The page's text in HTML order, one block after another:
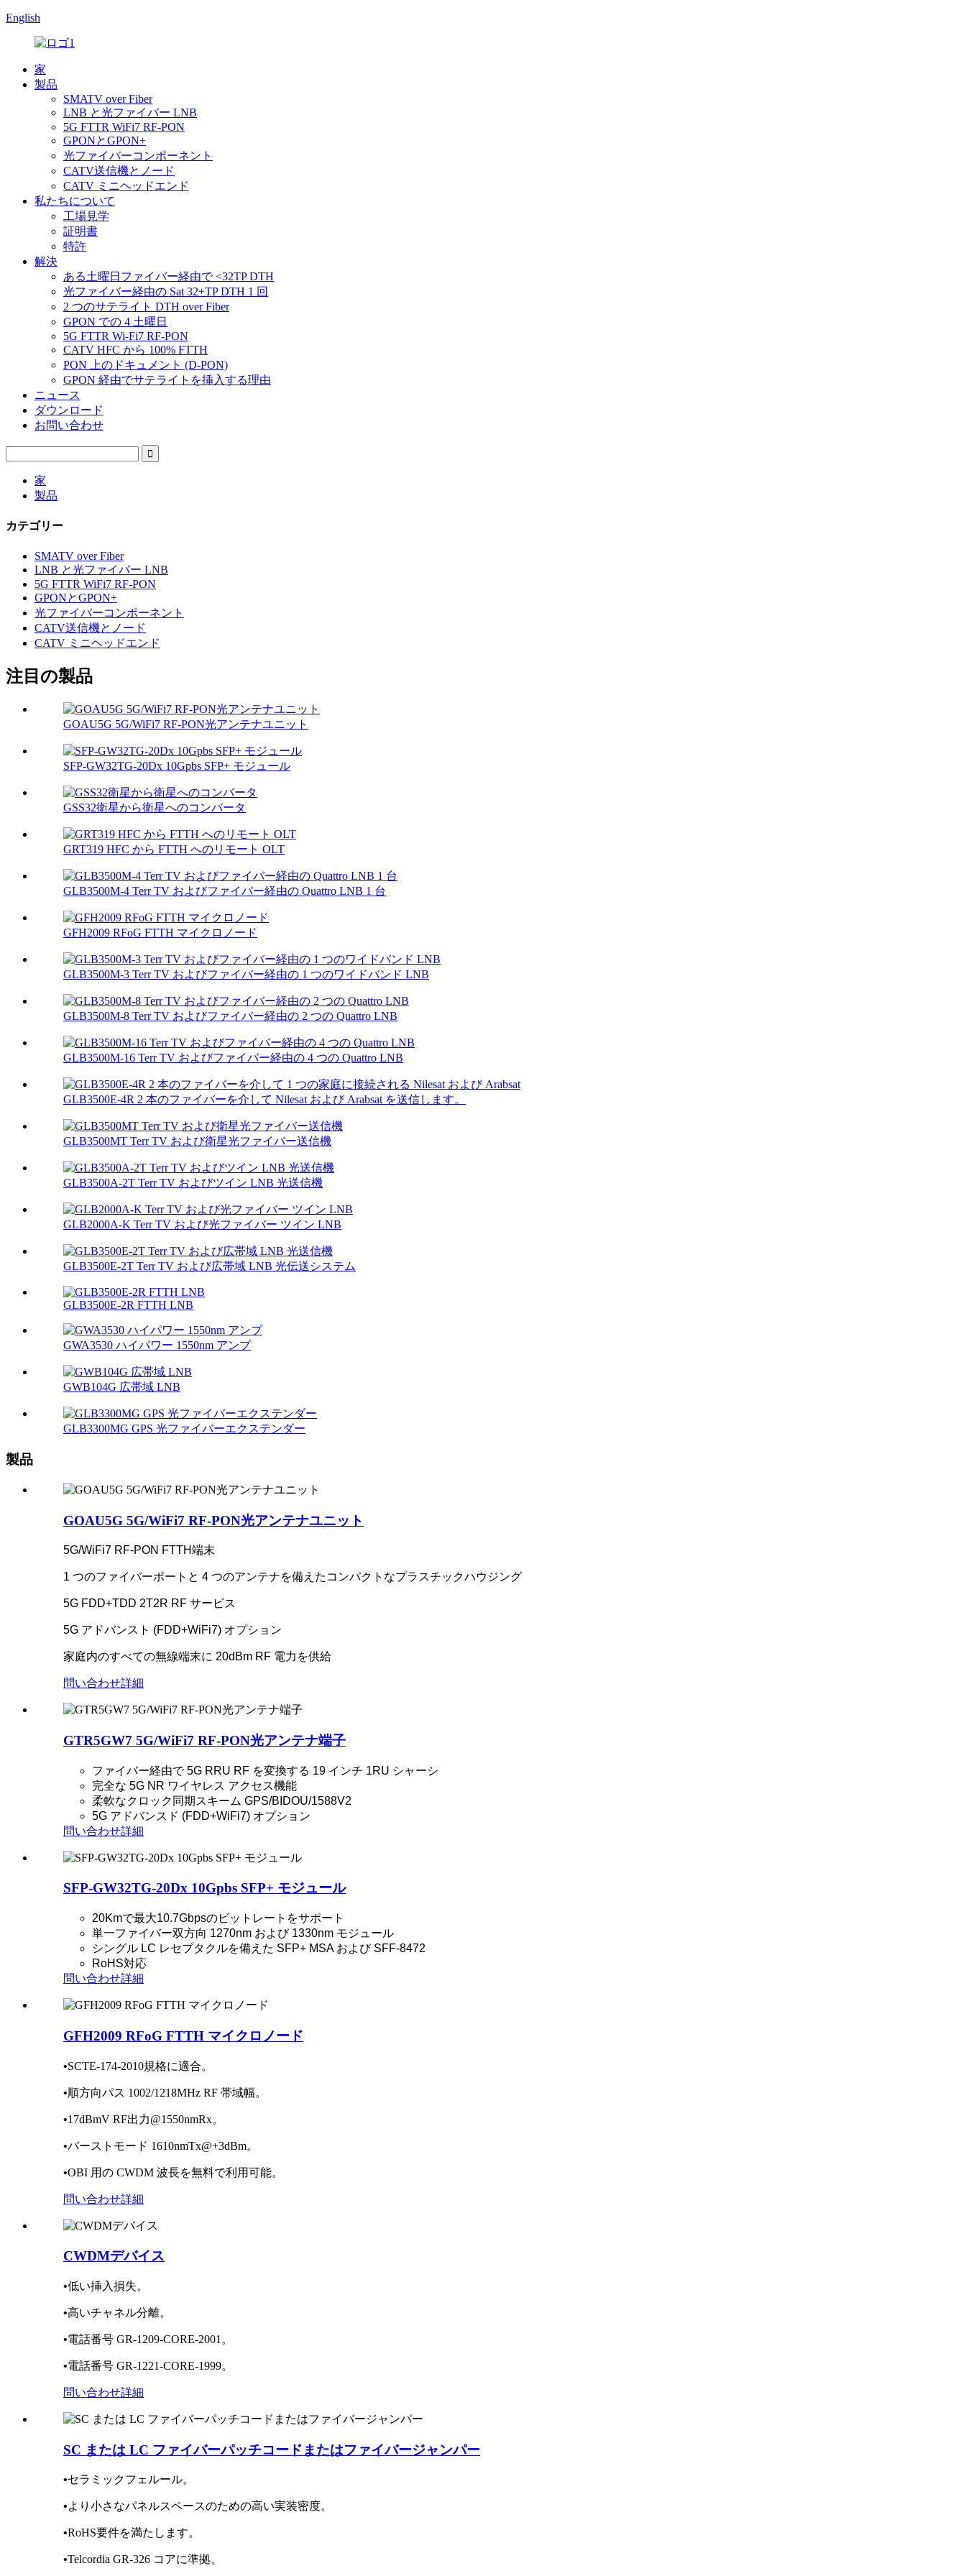
English
家
製品
SMATV over Fiber
LNB と光ファイバー LNB
5G FTTR WiFi7 RF-PON
GPONとGPON+
光ファイバーコンポーネント
CATV送信機とノード
CATV ミニヘッドエンド
私たちについて
工場見学
証明書
特許
解決
ある土曜日ファイバー経由で <32TP DTH
光ファイバー経由の Sat 32+TP DTH 1 回
2 つのサテライト DTH over Fiber
GPON での 4 土曜日
5G FTTR Wi-Fi7 RF-PON
CATV HFC から 100% FTTH
PON 上のドキュメント (D-PON)
GPON 経由でサテライトを挿入する理由
ニュース
ダウンロード
お問い合わせ
家
製品
カテゴリー
SMATV over Fiber
LNB と光ファイバー LNB
5G FTTR WiFi7 RF-PON
GPONとGPON+
光ファイバーコンポーネント
CATV送信機とノード
CATV ミニヘッドエンド
注目の製品
GOAU5G 5G/WiFi7 RF-PON光アンテナユニット
SFP-GW32TG-20Dx 10Gpbs SFP+ モジュール
GSS32衛星から衛星へのコンバータ
GRT319 HFC から FTTH へのリモート OLT
GLB3500M-4 Terr TV およびファイバー経由の Q​​uattro LNB 1 台
GFH2009 RFoG FTTH マイクロノード
GLB3500M-3 Terr TV およびファイバー経由の 1 つのワイドバンド LNB
GLB3500M-8 Terr TV およびファイバー経由の 2 つの Quattro LNB
GLB3500M-16 Terr TV およびファイバー経由の 4 つの Quattro LNB
GLB3500E-4R 2 本のファイバーを介して Nilesat および Arabsat を送信します。
GLB3500MT Terr TV および衛星光ファイバー送信機
GLB3500A-2T Terr TV およびツイン LNB 光送信機
GLB2000A-K Terr TV および光ファイバー ツイン LNB
GLB3500E-2T Terr TV および広帯域 LNB 光伝送システム
GLB3500E-2R FTTH LNB
GWA3530 ハイパワー 1550nm アンプ
GWB104G 広帯域 LNB
GLB3300MG GPS 光ファイバーエクステンダー
製品
GOAU5G 5G/WiFi7 RF-PON光アンテナユニット
5G/WiFi7 RF-PON FTTH端末
1 つのファイバーポートと 4 つのアンテナを備えたコンパクトなプラスチックハウジング
5G FDD+TDD 2T2R RF サービス
5G アドバンスト (FDD+WiFi7) オプション
家庭内のすべての無線端末に 20dBm RF 電力を供給
問い合わせ詳細
GTR5GW7 5G/WiFi7 RF-PON光アンテナ端子
ファイバー経由で 5G RRU RF を変換する 19 インチ 1RU シャーシ
完全な 5G NR ワイヤレス アクセス機能
柔軟なクロック同期スキーム GPS/BIDOU/1588V2
5G アドバンスド (FDD+WiFi7) オプション
問い合わせ詳細
SFP-GW32TG-20Dx 10Gpbs SFP+ モジュール
20Kmで最大10.7Gbpsのビットレートをサポート
単一ファイバー双方向 1270nm および 1330nm モジュール
シングル LC レセプタクルを備えた SFP+ MSA および SFF-8472
RoHS対応
問い合わせ詳細
GFH2009 RFoG FTTH マイクロノード
•SCTE-174-2010規格に適合。
•順方向パス 1002/1218MHz RF 帯域幅。
•17dBmV RF出力@1550nmRx。
•バーストモード 1610nmTx@+3dBm。
•OBI 用の CWDM 波長を無料で利用可能。
問い合わせ詳細
CWDMデバイス
•低い挿入損失。
•高いチャネル分離。
•電話番号 GR-1209-CORE-2001。
•電話番号 GR-1221-CORE-1999。
問い合わせ詳細
SC または LC ファイバーパッチコードまたはファイバージャンパー
•セラミックフェルール。
•より小さなパネルスペースのための高い実装密度。
•RoHS要件を満たします。
•Telcordia GR-326 コアに準拠。